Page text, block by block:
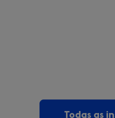
Todas as